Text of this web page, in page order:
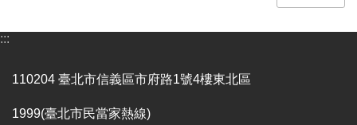
政
資
安
:::
110204 臺北市信義區市府路1號4樓東北區
1999(臺北市民當家熱線)